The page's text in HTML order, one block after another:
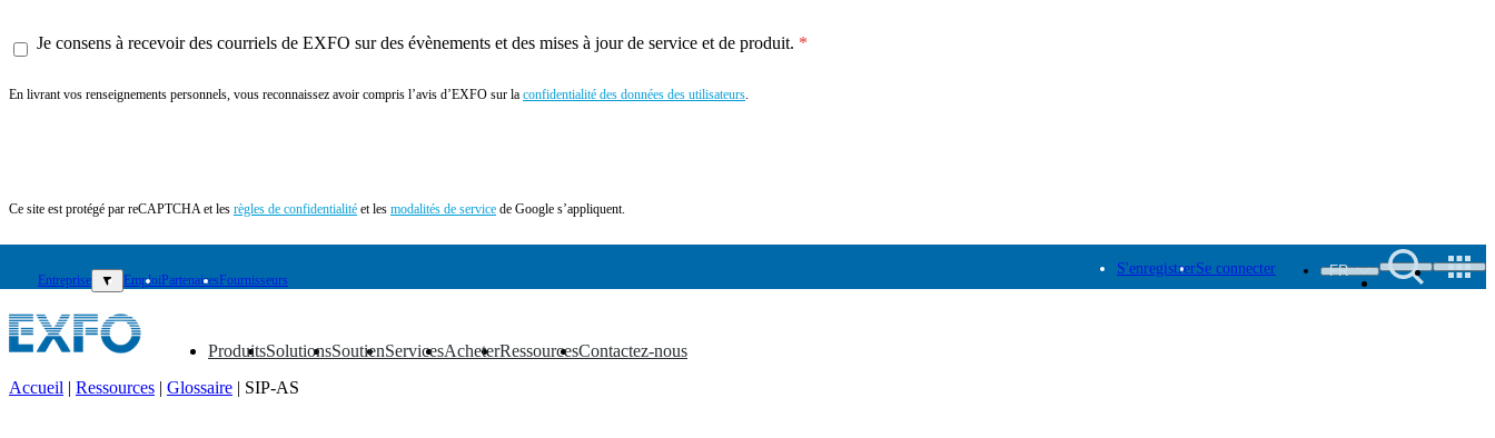
Je consens à recevoir des courriels de EXFO sur des évènements et des mises à jour de service et de produit.
En livrant vos renseignements personnels, vous reconnaissez avoir compris l’avis d’EXFO sur la confidentialité des données des utilisateurs.
Ce site est protégé par reCAPTCHA et les règles de confidentialité et les modalités de service de Google s’appliquent.
Entreprise ▼ EmploiPartenairesFournisseurs
S'enregistrerSe connecter FR
Produits
▼ Solutions
▼ Soutien
▼ Services
▼ Acheter
▼ Ressources
▼ Contactez-nous
▼
Accueil | Ressources | Glossaire | SIP-AS